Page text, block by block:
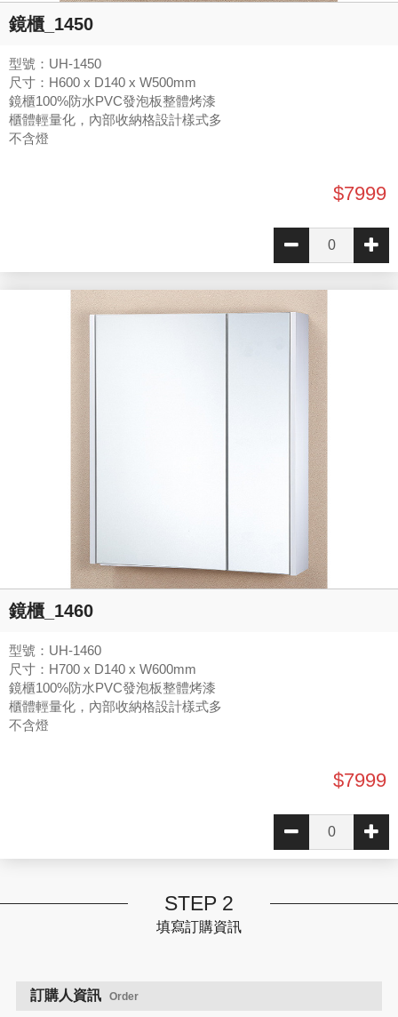
鏡櫃_1450
型號：UH-1450
尺寸：H600 x D140 x W500mm
鏡櫃100%防水PVC發泡板整體烤漆
櫃體輕量化，內部收納格設計樣式多
不含燈
$7999
鏡櫃_1460
型號：UH-1460
尺寸：H700 x D140 x W600mm
鏡櫃100%防水PVC發泡板整體烤漆
櫃體輕量化，內部收納格設計樣式多
不含燈
$7999
STEP 2
填寫訂購資訊
訂購人資訊 Order